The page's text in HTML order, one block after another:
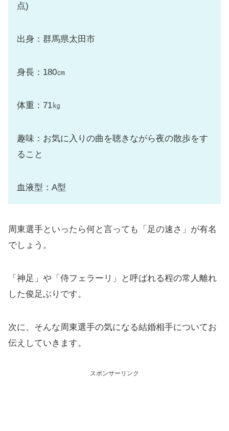
点)
出身：群馬県太田市
身長：180㎝
体重：71㎏
趣味：お気に入りの曲を聴きながら夜の散歩をす
ること
血液型：A型
周東選手といったら何と言っても「足の速さ」が有名
でしょう。
「神足」や「侍フェラーリ」と呼ばれる程の常人離れ
した俊足ぶりです。
次に、そんな周東選手の気になる結婚相手についてお
伝えしていきます。
スポンサーリンク